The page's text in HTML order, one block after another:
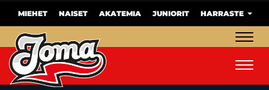
MIEHET NAISET AKATEMIA JUNIORIT HARRASTE